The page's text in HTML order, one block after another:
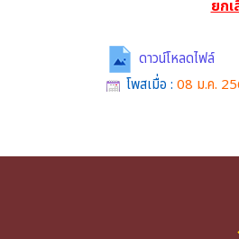
ยก
ดาวน์โหลดไฟล์
โพสเมื่อ : 08 ม.ค.